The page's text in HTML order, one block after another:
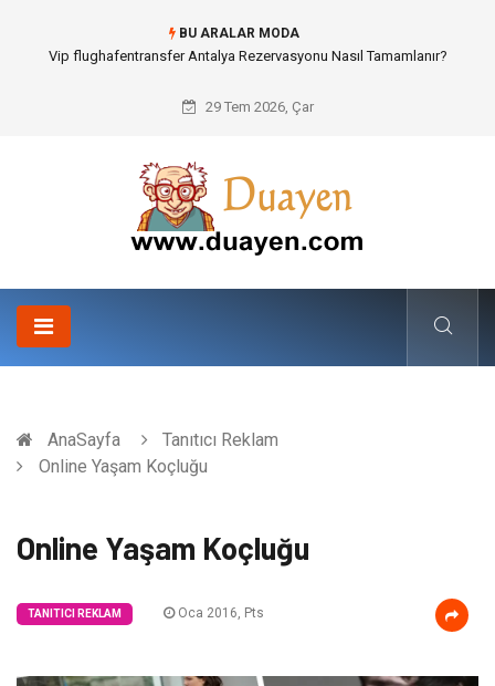
BU ARALAR MODA
Osb Sandık ve Endüstriyel Makine Parçalarının Modüler Transferi
29 Tem 2026, Çar
AnaSayfa
Tanıtıcı Reklam
Online Yaşam Koçluğu
Online Yaşam Koçluğu
TANITICI REKLAM Oca 2016, Pts